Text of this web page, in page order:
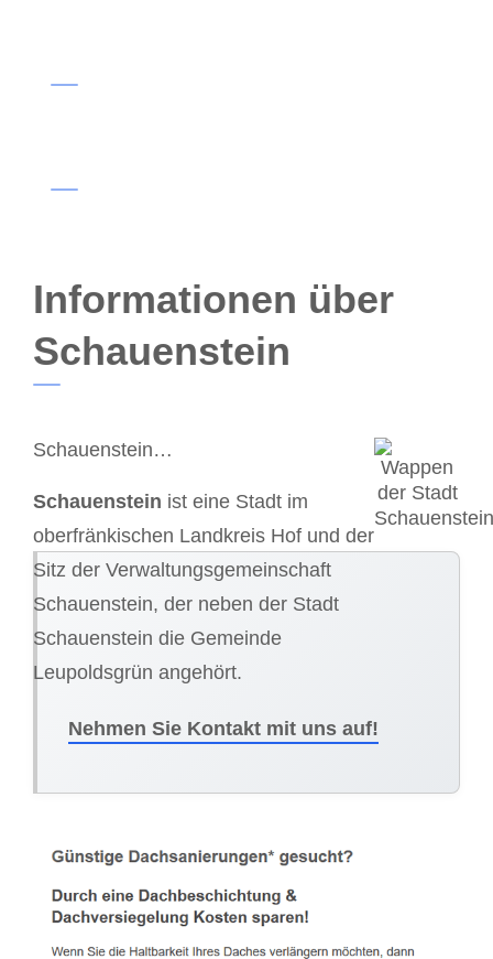
Informationen über
Schauenstein
Schauenstein…
Schauenstein ist eine Stadt im
oberfränkischen Landkreis Hof und der
Sitz der Verwaltungsgemeinschaft
Schauenstein, der neben der Stadt
Schauenstein die Gemeinde
Leupoldsgrün angehört.
Nehmen Sie Kontakt mit uns auf!